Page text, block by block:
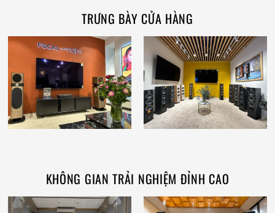
TRƯNG BÀY CỬA HÀNG
KHÔNG GIAN TRẢI NGHIỆM ĐỈNH CAO